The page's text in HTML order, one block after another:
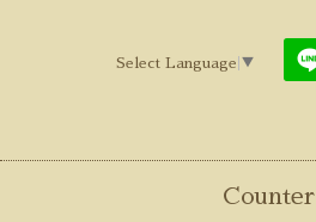
Select Language ▼
Counter